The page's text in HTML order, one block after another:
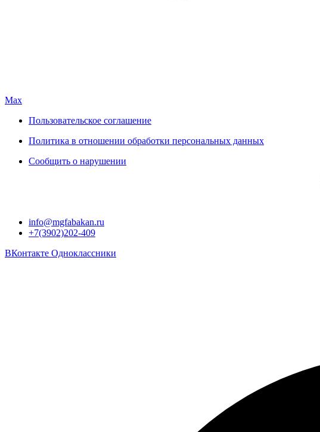
Max
Пользовательское соглашение
Политика в отношении обработки персональных данных
Сообщить о нарушении
info@mgfabakan.ru
+7(3902)202-409
ВКонтакте Одноклассники